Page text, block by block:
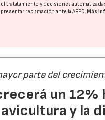
tratatamiento y decisiones
presentar reclamación ante laAEPD.Más
parte del
un 12%
y la